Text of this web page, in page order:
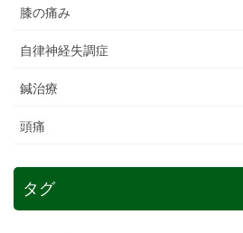
膝の痛み
自律神経失調症
鍼治療
頭痛
タグ